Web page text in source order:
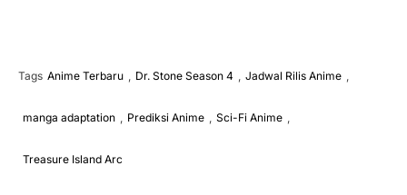
Tags Anime Terbaru Dr. Stone Season 4 Jadwal Rilis Anime
manga adaptation Prediksi Anime Sci-Fi Anime
Treasure Island Arc